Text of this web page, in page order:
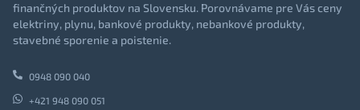
finančných produktov na Slovensku. Porovnávame pre Vás ceny
elektriny, plynu, bankové produkty, nebankové produkty,
stavebné sporenie a poistenie.
0948 090 040
+421 948 090 051